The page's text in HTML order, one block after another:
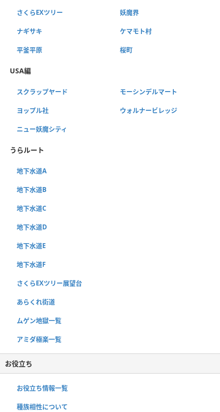
さくらEXツリー 妖魔界
ナギサキ ケマモト村
平釜平原 桜町
USA編
スクラップヤード モーシンデルマート
ヨップル社 ウォルナービレッジ
ニュー妖魔シティ
うらルート
地下水道A
地下水道B
地下水道C
地下水道D
地下水道E
地下水道F
さくらEXツリー展望台
あらくれ街道
ムゲン地獄一覧
アミダ極楽一覧
お役立ち
お役立ち情報一覧
種族相性について